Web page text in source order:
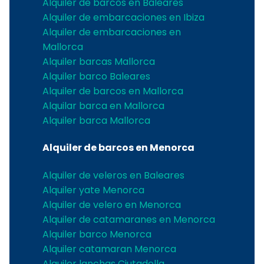
Alquiler de embarcaciones en Ibiza
Alquiler de embarcaciones en
Mallorca
Alquiler barcas Mallorca
Alquiler barco Baleares
Alquiler de barcos en Mallorca
Alquilar barca en Mallorca
Alquiler barca Mallorca
Alquiler de barcos en Menorca
Alquiler de veleros en Baleares
Alquiler yate Menorca
Alquiler de velero en Menorca
Alquiler de catamaranes en Menorca
Alquiler barco Menorca
Alquiler catamaran Menorca